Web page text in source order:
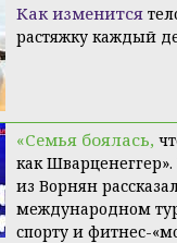
Как изменится
растяжку каждый
«Семья боялась,
как
из Ворнян
международном
спорту и фитнес-